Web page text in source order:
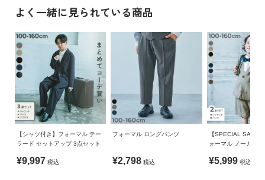
イ
よ
く
あ
る
ご
質
FOLLOW
・素材2：なめらかなポリエステルブロード
つるっとした表面感で、柔らかな肌触りが特徴です。
伸縮性：ジャケット、パンツ・なし/シャツ・なし
110cm
120cm
68.6 45.4
22
130cm
52 74.6 50.5
23.5
140cm
54 81.1
25
150cm
57 88.1 61.5
26.5
160cm
59 95.2 67.5 28
ネクタイ
タイ丈（結時）
100cm
40.5
よく一緒に見られている商品
【シャツ付き】フォーマル テー
ラード セットアップ 3点セット
¥9,997 税込
フォーマル ロングパンツ
¥2,798 税込
【SPECIAL SALE
ォーマル ノーカラ
¥5,999 税込